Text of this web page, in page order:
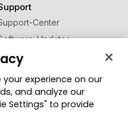
Center
Updates
+ Wissen
Region ändern
experience on our
and analyze our
Settings" to provide